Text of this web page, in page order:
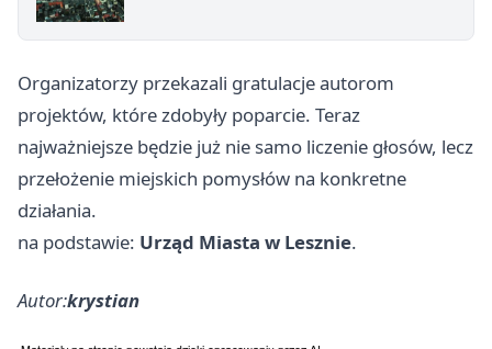
Organizatorzy przekazali gratulacje autorom
projektów, które zdobyły poparcie. Teraz
najważniejsze będzie już nie samo liczenie głosów, lecz
przełożenie miejskich pomysłów na konkretne
działania.
na podstawie: Urząd Miasta w Lesznie.
Autor:krystian